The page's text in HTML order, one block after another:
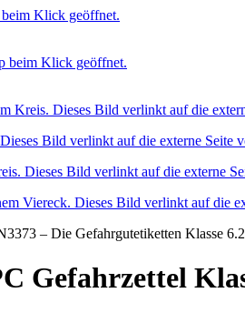
Gefahrzettel